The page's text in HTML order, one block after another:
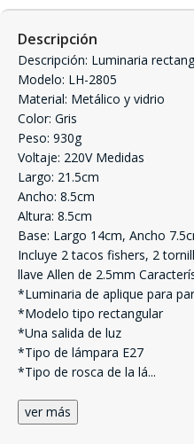
Descripción
Descripción: Luminaria
Modelo: LH-2805
Material: Metálico y vidrio
Color: Gris
Peso: 930g
Voltaje: 220V Medidas
Largo: 21.5cm
Ancho: 8.5cm
Altura: 8.5cm
Base: Largo 14cm, Ancho
Incluye 2 tacos fishers, 2
llave Allen de 2.5mm
*Luminaria de aplique para
*Modelo tipo rectangular
*Una salida de luz
*Tipo de lámpara E27
*Tipo de rosca de la lá...
ver más